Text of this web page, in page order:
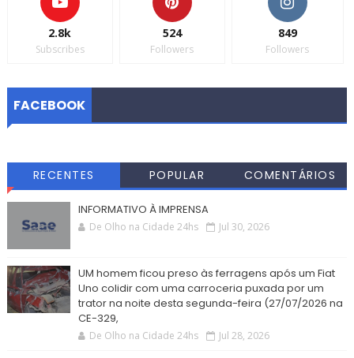
2.8k
Subscribes
524
Followers
849
Followers
FACEBOOK
RECENTES POPULAR COMENTÁRIOS
INFORMATIVO À IMPRENSA
De Olho na Cidade 24hs Jul 30, 2026
UM homem ficou preso às ferragens após um Fiat
Uno colidir com uma carroceria puxada por um
trator na noite desta segunda-feira (27/07/2026 na
CE-329,
De Olho na Cidade 24hs Jul 28, 2026